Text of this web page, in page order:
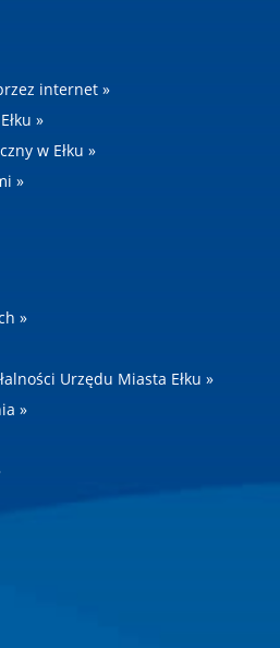
internet »
»
w Ełku »
»
»
Urzędu Miasta Ełku »
»